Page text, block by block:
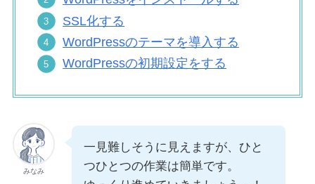
SSL化する
WordPressのテーマを導入する
WordPressの初期設定をする
みなみ
一見難しそうに見えますが、ひと
つひとつの作業は簡単です。